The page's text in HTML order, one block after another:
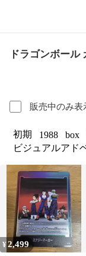
ドラゴンボール
販売中のみ表
初期 1988 box
ビジュアルアド
¥2,499